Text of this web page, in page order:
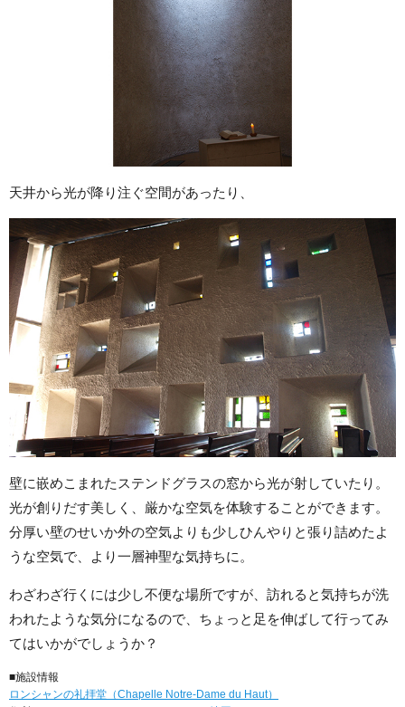
天井から光が降り注ぐ空間があったり、
壁に嵌めこまれたステンドグラスの窓から光が射していたり。
光が創りだす美しく、厳かな空気を体験することができます。
分厚い壁のせいか外の空気よりも少しひんやりと張り詰めたよ
うな空気で、より一層神聖な気持ちに。
わざわざ行くには少し不便な場所ですが、訪れると気持ちが洗
われたような気分になるので、ちょっと足を伸ばして行ってみ
てはいかがでしょうか？
■施設情報
ロンシャンの礼拝堂（Chapelle Notre-Dame du Haut）